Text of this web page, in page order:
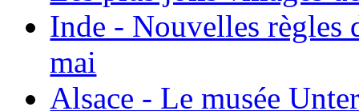
Inde - Nouvelles règles
mai
Alsace - Le musée